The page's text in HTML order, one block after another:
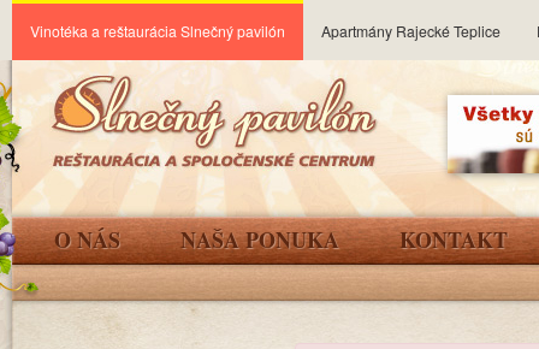
Vinotéka a reštaurácia Slnečný pavilón Apartmány Rajecké Teplice
O NÁS NAŠA PONUKA KONTAKT